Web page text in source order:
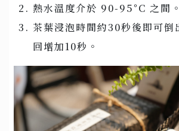
熱水溫度介於 90-95°C 之間。
茶葉浸泡時間約30秒後即可倒
回增加10秒。